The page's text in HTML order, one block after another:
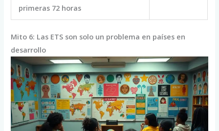
primeras 72 horas
Mito 6: Las ETS son solo un problema en países en
desarrollo